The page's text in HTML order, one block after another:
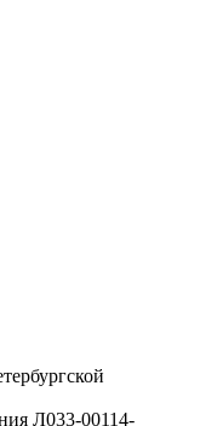
Л033-00114-